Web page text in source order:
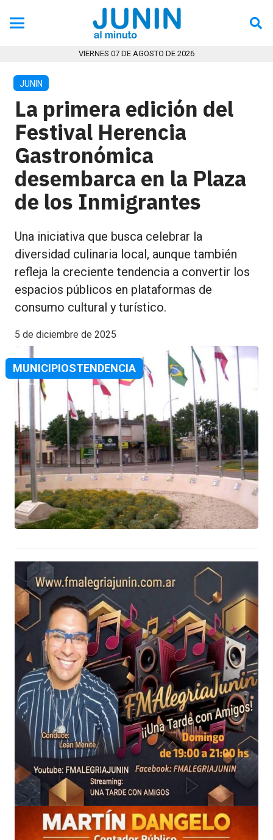
VIERNES 07 DE AGOSTO DE 2026
JUNIN
La primera edición del
Festival Herencia
Gastronómica
desembarca en la Plaza
de los Inmigrantes
Una iniciativa que busca celebrar la
diversidad culinaria local, aunque también
refleja la creciente tendencia a convertir los
espacios públicos en plataformas de
consumo cultural y turístico.
5 de diciembre de 2025
MUNICIPIOSTENDENCIA